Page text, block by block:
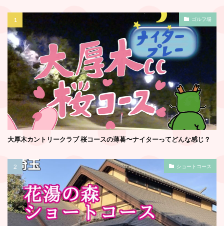
ゴルフ場
大厚木カントリークラブ 桜コースの薄暮〜ナイターってどんな感じ？
ショートコース